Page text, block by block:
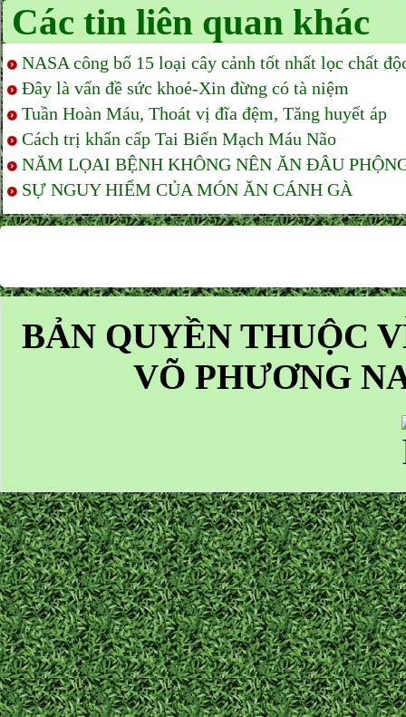
Các tin liên quan khác
NASA công bố 15 loại cây cảnh tốt nhất lọc chất
Đây là vấn đề sức khoẻ-Xin đừng có tà niệm
Tuần Hoàn Máu, Thoát vị đĩa đệm, Tăng huyết áp
Cách trị khẩn cấp Tai Biến Mạch Máu Não
NĂM LỌAI BỆNH KHÔNG NÊN ĂN ĐÂU
SỰ NGUY HIỂM CỦA MÓN ĂN CÁNH GÀ
BẢN QUYỀN THUỘC
VÕ PHƯƠNG